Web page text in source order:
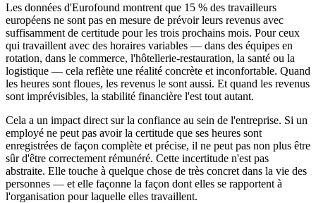
Les données d'Eurofound montrent que 15 % des travailleurs
européens ne sont pas en mesure de prévoir leurs revenus avec
suffisamment de certitude pour les trois prochains mois. Pour ceux
qui travaillent avec des horaires variables — dans des équipes en
rotation, dans le commerce, l'hôtellerie-restauration, la santé ou la
logistique — cela reflète une réalité concrète et inconfortable. Quand
les heures sont floues, les revenus le sont aussi. Et quand les revenus
sont imprévisibles, la stabilité financière l'est tout autant.
Cela a un impact direct sur la confiance au sein de l'entreprise. Si un
employé ne peut pas avoir la certitude que ses heures sont
enregistrées de façon complète et précise, il ne peut pas non plus être
sûr d'être correctement rémunéré. Cette incertitude n'est pas
abstraite. Elle touche à quelque chose de très concret dans la vie des
personnes — et elle façonne la façon dont elles se rapportent à
l'organisation pour laquelle elles travaillent.